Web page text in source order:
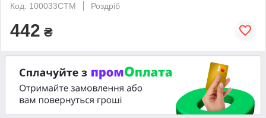
Код: 100033CTM
Роздріб
442 ₴